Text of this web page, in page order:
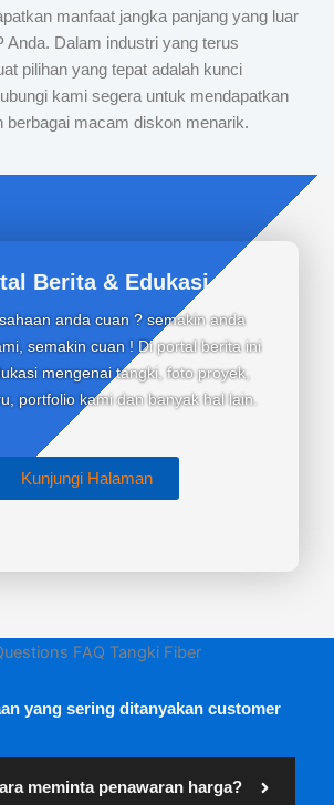
manfaat jangka panjang yang luar
Anda. Dalam industri yang terus
pilihan yang tepat adalah kunci
kami segera untuk mendapatkan
berbagai macam diskon menarik.
Berita & Edukasi
anda cuan ? semakin anda
semakin cuan ! Di portal berita ini
mengenai tangki, foto proyek,
portfolio kami dan banyak hal lain.
Kunjungi Halaman
yang sering ditanyakan customer
meminta penawaran harga?